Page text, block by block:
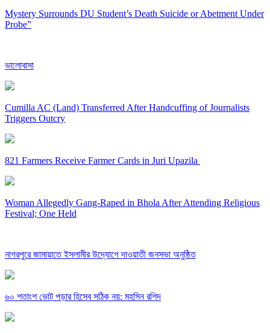
Mystery Surrounds DU Student’s Death Suicide or Abetment Under
Probe”
ভালোবাসা
Cumilla AC (Land) Transferred After Handcuffing of Journalists
Triggers Outcry
821 Farmers Receive Farmer Cards in Juri Upazila
Woman Allegedly Gang-Raped in Bhola After Attending Religious
Festival; One Held
নাগরপুরে জামায়াতে ইসলামীর উদ্যোগে দাওয়াতী জনসভা অনুষ্ঠিত
৬০ শতাংশ ভোট পড়ার হিসেব সঠিক নয়: মহসিন রশিদ